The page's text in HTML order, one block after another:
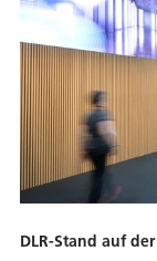
DLR-Stand auf